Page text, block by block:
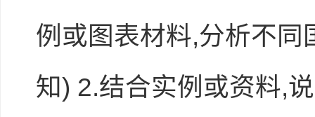
例或图表材料,分析不
知) 2.结合实例或资料,